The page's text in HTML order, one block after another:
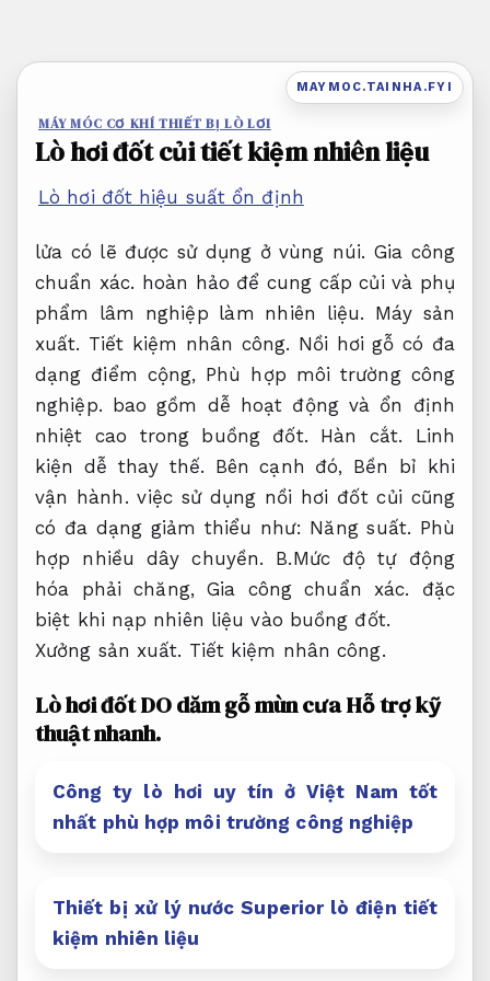
nội
MAYMOC.TAINHA.FYI
MÁY MÓC CƠ KHÍ THIẾT BỊ LÒ LƠI
Lò hơi đốt củi tiết kiệm nhiên liệu
Lò hơi đốt hiệu suất ổn định
lửa có lẽ được sử dụng ở vùng núi. Gia công
chuẩn xác. hoàn hảo để cung cấp củi và phụ
phẩm lâm nghiệp làm nhiên liệu. Máy sản
xuất. Tiết kiệm nhân công. Nồi hơi gỗ có đa
dạng điểm cộng, Phù hợp môi trường công
nghiệp. bao gồm dễ hoạt động và ổn định
nhiệt cao trong buồng đốt. Hàn cắt.
Linh
kiện dễ thay thế. Bên cạnh đó, Bền bỉ khi
vận hành. việc sử dụng nồi hơi đốt củi cũng
có đa dạng giảm thiểu như: Năng suất. Phù
hợp nhiều dây chuyền. B.Mức độ tự động
hóa phải chăng,Gia công chuẩn xác. đặc
biệt khi nạp nhiên liệu vào buồng đốt.
Xưởng sản xuất. Tiết kiệm nhân công.
Lò hơi đốt DO dăm gỗ mùn cưaHỗ trợ kỹ
thuật nhanh.
Công ty lò hơi uy tín ở Việt Nam tốt
nhất phù hợp môi trường công nghiệp
Thiết bị xử lý nước Superior lò điện tiết
kiệm nhiên liệu